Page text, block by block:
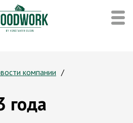
компании
года